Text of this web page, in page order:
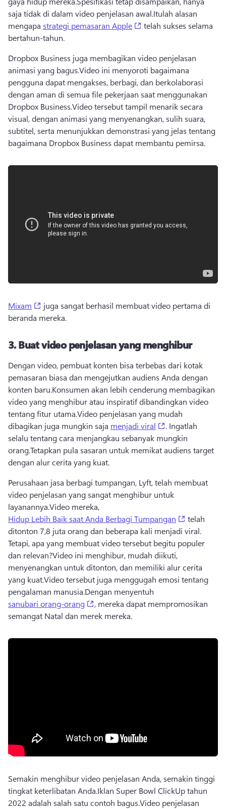
saja tidak di dalam video penjelasan awal.Itulah alasan
mengapa strategi pemasaran Apple (opens in a new tab)
telah sukses selama
bertahun-tahun.
Dropbox Business juga membagikan video penjelasan
animasi yang bagus.Video ini menyoroti bagaimana
pengguna dapat mengakses, berbagi, dan berkolaborasi
dengan aman di semua file pekerjaan saat menggunakan
Dropbox Business.Video tersebut tampil menarik secara
visual, dengan animasi yang menyenangkan, sulih suara,
subtitel, serta menunjukkan demonstrasi yang jelas tentang
bagaimana Dropbox Business dapat membantu pemirsa.
Mixam (opens in a new tab)
juga sangat berhasil membuat video pertama di
beranda mereka.
3.Buat video penjelasan yang menghibur
Dengan video, pembuat konten bisa terbebas dari kotak
pemasaran biasa dan mengejutkan audiens Anda dengan
konten baru.Konsumen akan lebih cenderung membagikan
video yang menghibur atau inspiratif dibandingkan video
tentang fitur utama.Video penjelasan yang mudah
dibagikan juga mungkin saja menjadi viral (opens in a new
. Ingatlah
selalu tentang cara menjangkau sebanyak mungkin
orang.Tetapkan pula sasaran untuk memikat audiens target
dengan alur cerita yang kuat.
Perusahaan jasa berbagi tumpangan, Lyft, telah membuat
video penjelasan yang sangat menghibur untuk
layanannya.Video mereka,
Hidup Lebih Baik saat Anda Berbagi Tumpangan
(opens in
telah
Tetapi, apa yang membuat video tersebut begitu populer
dan relevan?Video ini menghibur, mudah diikuti,
menyenangkan untuk ditonton, dan memiliki alur cerita
yang kuat.Video tersebut juga menggugah emosi tentang
pengalaman manusia.Dengan menyentuh
sanubari orang-orang
(opens in a new tab)
, mereka dapat mempromosikan
semangat Natal dan merek mereka.
Semakin menghibur video penjelasan Anda, semakin tinggi
tingkat keterlibatan Anda.Iklan Super Bowl ClickUp tahun
2022 adalah salah satu contoh bagus.Video penjelasan